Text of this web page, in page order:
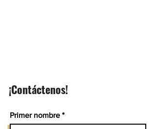
¡Contáctenos!
Primer nombre